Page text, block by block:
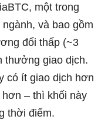
một trong
và bao gồm
đối thấp (~3
thưởng giao dịch.
có ít giao dịch hơn
– thì khối này
thời điểm.